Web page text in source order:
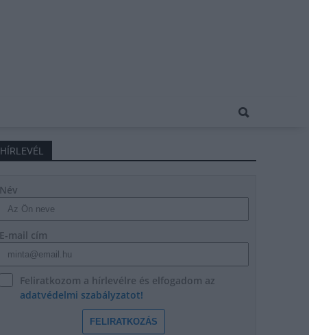
HÍRLEVÉL
Név
E-mail cím
Feliratkozom a hírlevélre és elfogadom az
adatvédelmi szabályzatot!
FELIRATKOZÁS